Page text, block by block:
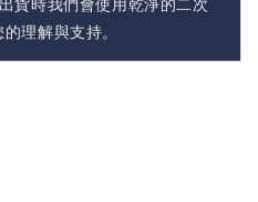
理解與支持。